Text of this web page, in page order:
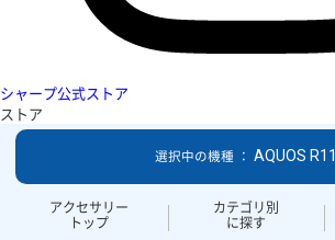
シャープ公式ストア
ストア
アクセサリー
トップ
カテゴリ別
に探す
選択中の機種 ： AQUOS R11